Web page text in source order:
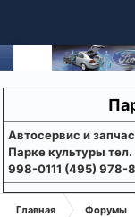
Aвтосервис и
Парке культуры
998-0111 (495) 978-
Главная Форумы